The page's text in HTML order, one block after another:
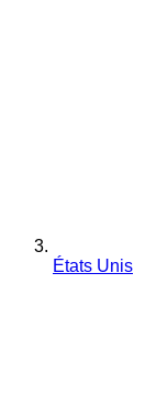
États Unis